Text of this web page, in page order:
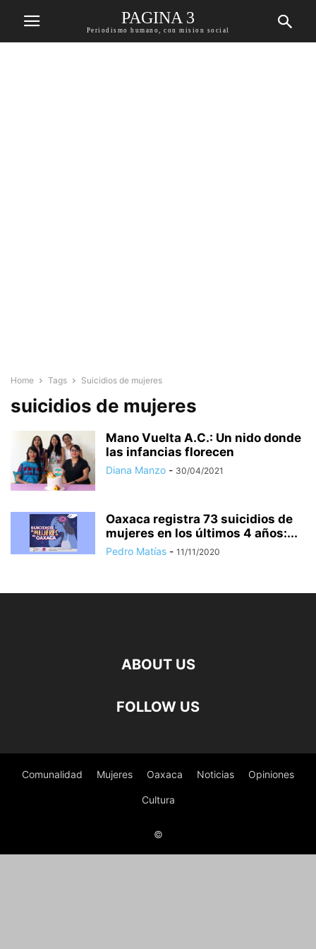
PAGINA 3
Periodismo humano, con mision social
Home Tags Suicidios de mujeres
suicidios de mujeres
Mano Vuelta A.C.: Un nido donde
las infancias florecen
Diana Manzo - 30/04/2021
Oaxaca registra 73 suicidios de
mujeres en los últimos 4 años:...
Pedro Matías - 11/11/2020
ABOUT US
FOLLOW US
Comunalidad Mujeres Oaxaca Noticias Opiniones
Cultura
©